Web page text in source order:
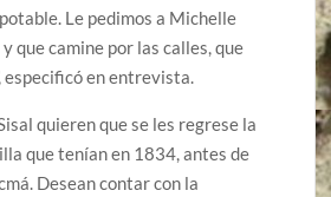
Le pedimos a Michelle
que camine por las calles, que
especificó en entrevista.
quieren que se les regrese la
que tenían en 1834, antes de
Desean contar con la